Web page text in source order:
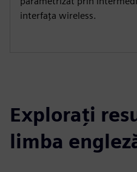
interfața wireless.
Explorați
limba